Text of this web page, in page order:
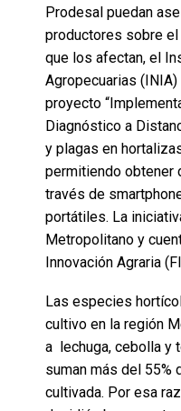
Prodesal puedan
productores sobre
que los afectan, el
Agropecuarias
proyecto
Diagnóstico a
y plagas en
permitiendo obtener
través de
portátiles. La
Metropolitano y
Innovación Agraria
Las especies
cultivo en la región
a lechuga, cebolla y
suman más del 55%
cultivada. Por esa